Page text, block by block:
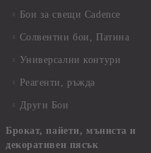
Бои за свещи Cadence
Солвентни бои, Патина
Универсални контури
Реагенти, ръжда
Други Бои
Брокат, пайети, мъниста и
декоративен пясък